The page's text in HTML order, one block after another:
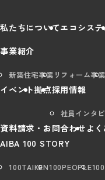
私たちについてエコシステ
事業紹介
新築住宅事業 リフォーム事業
イベント拠点採用情報
社員インタ
資料請求・お問合わせ よ
AIBA 100 STORY
100TAIKEN100PEOPLE